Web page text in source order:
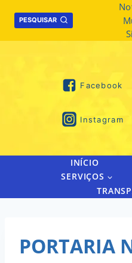
PESQUISAR
Facebook
Instagram
INÍCIO
SERVIÇOS
PORTARIA